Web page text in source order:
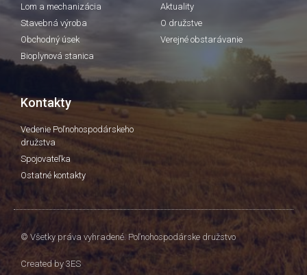
Lom a mechanizácia
Stavebná výroba
Obchodný úsek
Bioplynová stanica
Aktuality
O družstve
Verejné obstarávanie
Kontakty
Vedenie Poľnohospodárskeho
družstva
Spojovateľka
Ostatné kontakty
© Všetky práva vyhradené. Poľnohospodárske družstvo
Created by 3ES